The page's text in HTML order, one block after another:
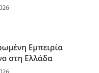
Εμπειρία
στη Ελλάδα